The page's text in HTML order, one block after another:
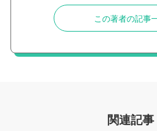
この著者の記事
関連記事